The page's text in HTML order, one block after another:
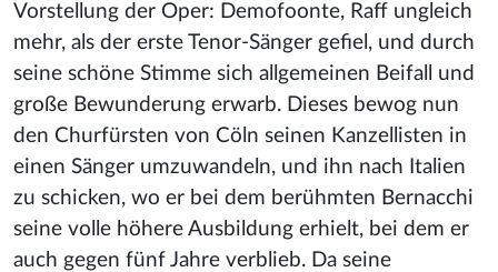
Vorstellung der Oper: Demofoonte, Raff ungleich
mehr, als der erste Tenor-Sänger gefiel, und durch
seine schöne Stimme sich allgemeinen Beifall und
große Bewunderung erwarb. Dieses bewog nun
den Churfürsten von Cöln seinen Kanzellisten in
einen Sänger umzuwandeln, und ihn nach Italien
zu schicken, wo er bei dem berühmten Bernacchi
seine volle höhere Ausbildung erhielt, bei dem er
auch gegen fünf Jahre verblieb. Da seine